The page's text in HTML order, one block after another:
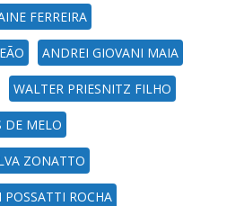
FERREIRA
ANDREI GIOVANI MAIA
WALTER PRIESNITZ FILHO
DE MELO
ZONATTO
POSSATTI ROCHA